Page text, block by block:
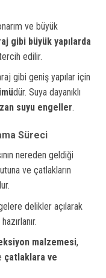
ve büyük
gibi büyük yapılarda
edilir.
gibi geniş yapılar için
dür. Suya dayanıklı
suyu engeller.
Süreci
nereden geldiği
ve çatlakların
delikler açılarak
malzemesi,
çatlaklara ve